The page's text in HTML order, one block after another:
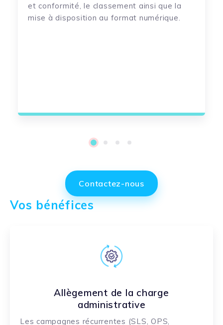
et conformité, le classement ainsi que la
mise à disposition au format numérique.
Contactez-nous
Vos bénéfices
Allègement de la charge
administrative
Les campagnes récurrentes (SLS, OPS,